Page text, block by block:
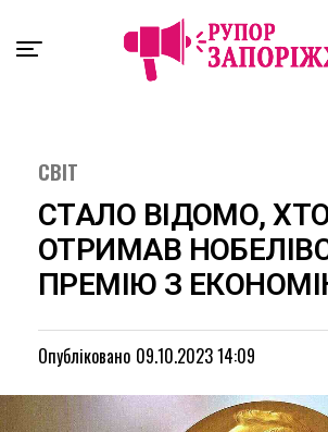
СВІТ
СТАЛО ВІДОМО,
ОТРИМАВ
ПРЕМІЮ З
Опубліковано 09.10.2023 14:09
Exit mobile version